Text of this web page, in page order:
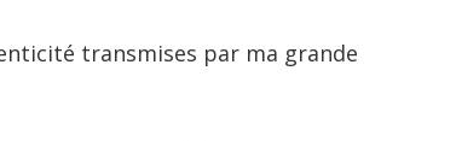
transmises par ma grande